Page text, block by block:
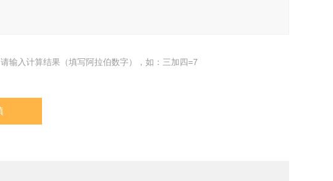
请输入计算结果（填写阿拉伯数字），如：三加四=7